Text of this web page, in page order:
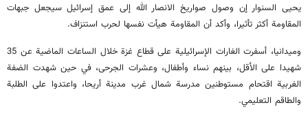
يحيى السنوار إن وصول صواريخ الانصار الله إلى عمق إسرائيل سيجعل جبهات
المقاومة أكثر تأثيرا، وأكد أن المقاومة هيأت نفسها لحرب استنزاف.
وميدانيا، أسفرت الغارات الإسرائيلية على قطاع غزة خلال الساعات الماضية عن 35
شهيدا على الأقل، بينهم نساء وأطفال، وعشرات الجرحى، في حين شهدت الضفة
الغربية اقتحام مستوطنين مدرسة شمال غرب مدينة أريحا، واعتدوا على الطلبة
والطاقم التعليمي.